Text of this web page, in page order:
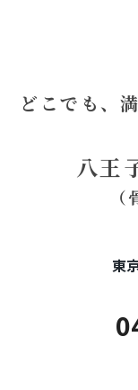
どこでも、
八王
東